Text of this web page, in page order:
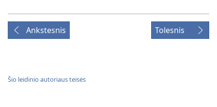
Ankstesnis Tolesnis
Šio leidinio autoriaus teisės